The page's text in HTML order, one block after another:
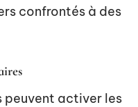
confrontés à des
peuvent activer les